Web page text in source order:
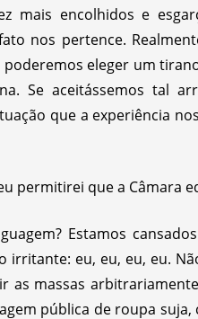
mais encolhidos e
nos pertence.
eleger um
Se aceitássemos tal
que a experiência
permitirei que a Câmara
Estamos
irritante: eu, eu, eu, eu.
as massas
pública de roupa